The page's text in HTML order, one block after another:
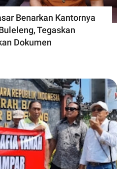
Benarkan Kantornya
Tegaskan
Dokumen